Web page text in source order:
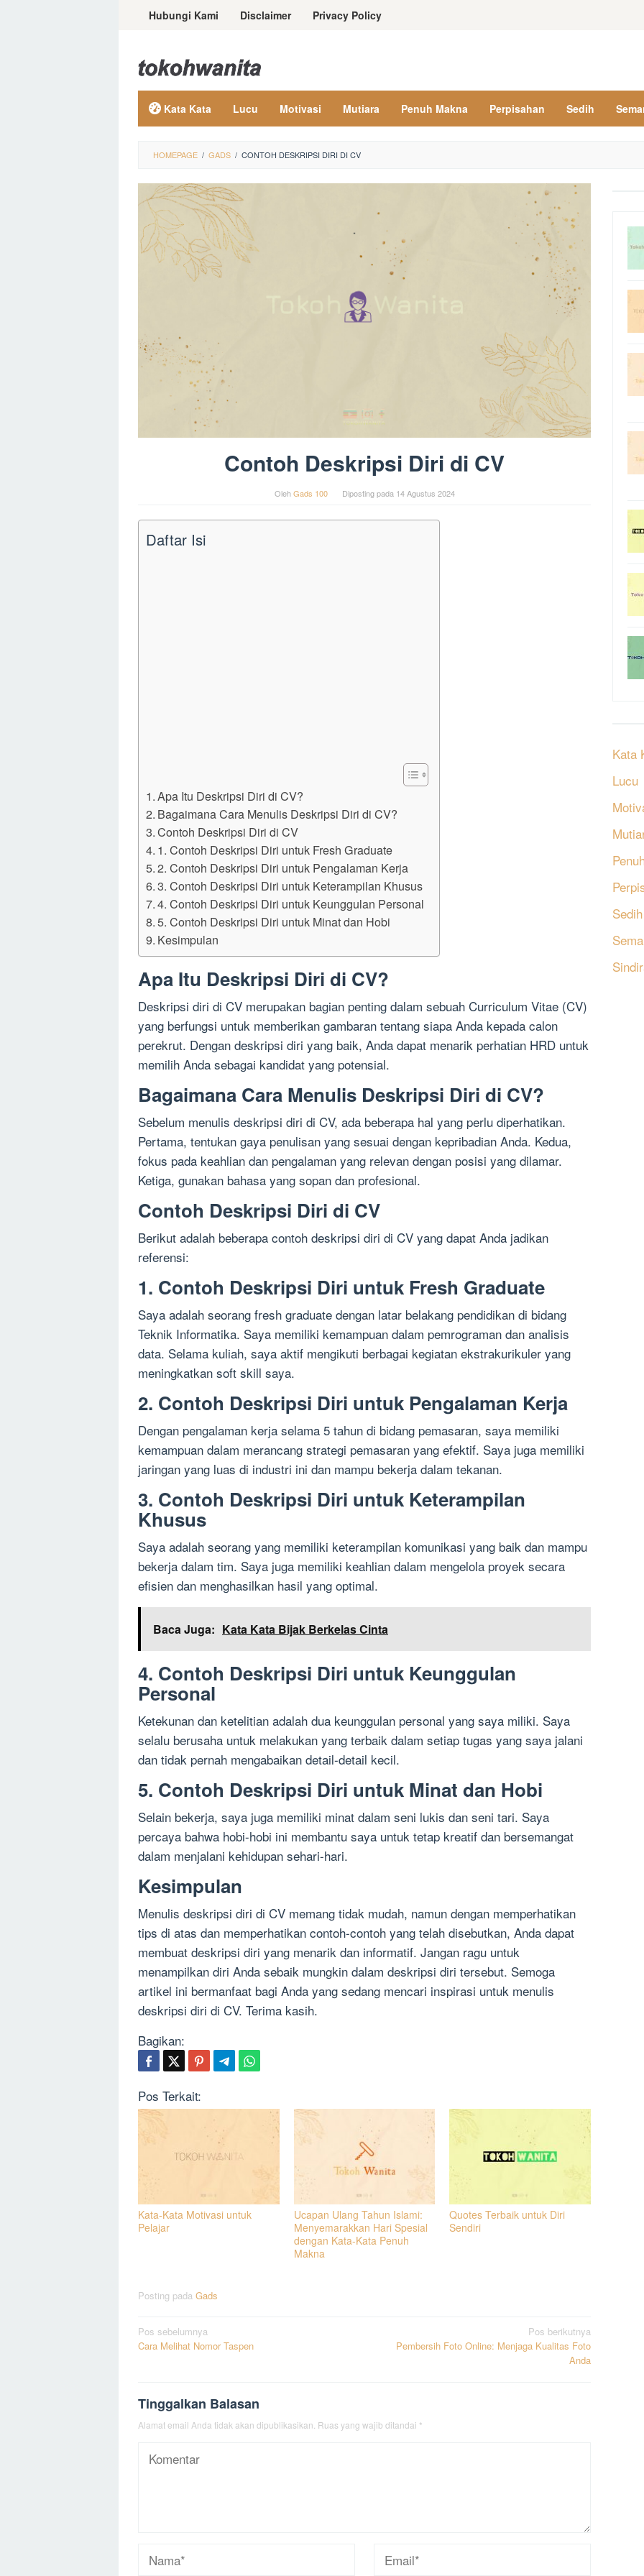
LoncatHubungi Kami Disclaimer Privacy Policy
Kata Kata Lucu Motivasi Mutiara Penuh Makna Perpisahan Sedih
HOMEPAGE / GADS / CONTOH DESKRIPSI DIRI DI CV
Contoh Deskripsi Diri di CV
OlehGads 100 Diposting pada 14 Agustus 2024
Daftar Isi
Apa Itu Deskripsi Diri di CV?
Bagaimana Cara Menulis Deskripsi Diri di CV?
Contoh Deskripsi Diri di CV
1. Contoh Deskripsi Diri untuk Fresh Graduate
2. Contoh Deskripsi Diri untuk Pengalaman Kerja
3. Contoh Deskripsi Diri untuk Keterampilan Khusus
4. Contoh Deskripsi Diri untuk Keunggulan Personal
5. Contoh Deskripsi Diri untuk Minat dan Hobi
Kesimpulan
Apa Itu Deskripsi Diri di CV?
Deskripsi diri di CV merupakan bagian penting dalam sebuah Curriculum Vitae (CV)
yang berfungsi untuk memberikan gambaran tentang siapa Anda kepada calon
perekrut. Dengan deskripsi diri yang baik, Anda dapat menarik perhatian HRD untuk
memilih Anda sebagai kandidat yang potensial.
Bagaimana Cara Menulis Deskripsi Diri di CV?
Sebelum menulis deskripsi diri di CV, ada beberapa hal yang perlu diperhatikan.
Pertama, tentukan gaya penulisan yang sesuai dengan kepribadian Anda. Kedua,
fokus pada keahlian dan pengalaman yang relevan dengan posisi yang dilamar.
Ketiga, gunakan bahasa yang sopan dan profesional.
Contoh Deskripsi Diri di CV
Berikut adalah beberapa contoh deskripsi diri di CV yang dapat Anda jadikan
referensi:
1. Contoh Deskripsi Diri untuk Fresh Graduate
Saya adalah seorang fresh graduate dengan latar belakang pendidikan di bidang
Teknik Informatika. Saya memiliki kemampuan dalam pemrograman dan analisis
data. Selama kuliah, saya aktif mengikuti berbagai kegiatan ekstrakurikuler yang
meningkatkan soft skill saya.
2. Contoh Deskripsi Diri untuk Pengalaman Kerja
Dengan pengalaman kerja selama 5 tahun di bidang pemasaran, saya memiliki
kemampuan dalam merancang strategi pemasaran yang efektif. Saya juga memiliki
jaringan yang luas di industri ini dan mampu bekerja dalam tekanan.
3. Contoh Deskripsi Diri untuk Keterampilan
Khusus
Saya adalah seorang yang memiliki keterampilan komunikasi yang baik dan mampu
bekerja dalam tim. Saya juga memiliki keahlian dalam mengelola proyek secara
efisien dan menghasilkan hasil yang optimal.
Baca Juga: Kata Kata Bijak Berkelas Cinta
4. Contoh Deskripsi Diri untuk Keunggulan
Personal
Ketekunan dan ketelitian adalah dua keunggulan personal yang saya miliki. Saya
selalu berusaha untuk melakukan yang terbaik dalam setiap tugas yang saya jalani
dan tidak pernah mengabaikan detail-detail kecil.
5. Contoh Deskripsi Diri untuk Minat dan Hobi
Selain bekerja, saya juga memiliki minat dalam seni lukis dan seni tari. Saya
percaya bahwa hobi-hobi ini membantu saya untuk tetap kreatif dan bersemangat
dalam menjalani kehidupan sehari-hari.
Kesimpulan
Menulis deskripsi diri di CV memang tidak mudah, namun dengan memperhatikan
tips di atas dan memperhatikan contoh-contoh yang telah disebutkan, Anda dapat
membuat deskripsi diri yang menarik dan informatif. Jangan ragu untuk
menampilkan diri Anda sebaik mungkin dalam deskripsi diri tersebut. Semoga
artikel ini bermanfaat bagi Anda yang sedang mencari inspirasi untuk menulis
deskripsi diri di CV. Terima kasih.
Bagikan:
Pos Terkait:
Kata-Kata Motivasi untuk
Pelajar
Ucapan Ulang Tahun Islami:
Menyemarakkan Hari Spesial
dengan Kata-Kata Penuh
Makna
Quotes Terbaik untuk Diri
Sendiri
Posting pada Gads
Navigasi
pos
Pos sebelumnya
Cara Melihat Nomor Taspen
Pos berikutnya
Pembersih Foto Online: Menjaga Kualitas Foto
Anda
Tinggalkan Balasan
Alamat email Anda tidak akan dipublikasikan. Ruas yang wajib ditandai *
Kata
Lucu
Sedih